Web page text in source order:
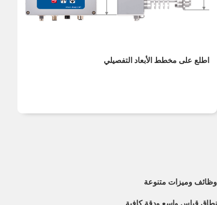
اطلع على مخطط الأبعاد التفصيلي
وظائف وميزات متنوعة